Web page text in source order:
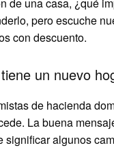
pero escuche
con descuento.
un nuevo
de hacienda
La buena
significar algunos